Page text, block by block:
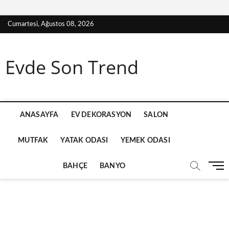
k
o
Cumartesi, Ağustos 08, 2026
Evde Son Trend
ANASAYFA EV DEKORASYON SALON
MUTFAK YATAK ODASI YEMEK ODASI
BAHÇE BANYO
M